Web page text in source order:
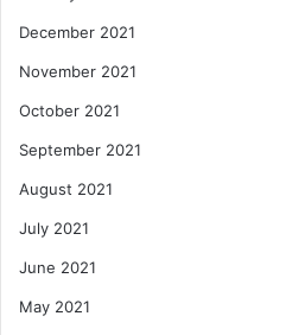
December 2021
November 2021
October 2021
September 2021
August 2021
July 2021
June 2021
May 2021